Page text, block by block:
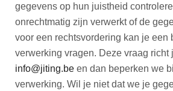
gegevens op hun juistheid
onrechtmatig zijn verwerkt of de
voor een rechtsvordering kan je een
verwerking vragen. Deze vraag richt
info@jiting.be en dan beperken we
verwerking. Wil je niet dat we je